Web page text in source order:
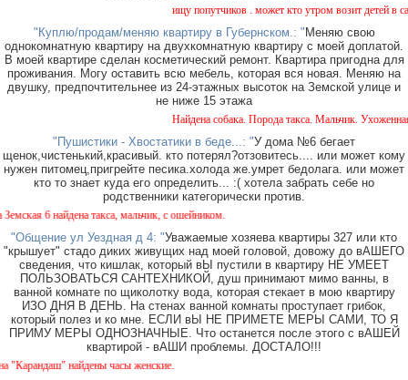
ищу попутчиков . может кто утром возит детей в
"Куплю/продам/меняю квартиру в Губернском.: " Меняю свою
однокомнатную квартиру на двухкомнатную квартиру с моей доплатой.
В моей квартире сделан косметический ремонт. Квартира пригодна для
проживания. Могу оставить всю мебель, которая вся новая. Меняю на
двушку, предпочтительнее из 24-этажных высоток на Земской улице и
не ниже 15 этажа
Найдена собака. Порода такса. Мальчик.
"Пушистики - Хвостатики в беде...: "У дома №6 бегает
щенок,чистенький,красивый. кто потерял?отзовитесь.... или может кому
нужен питомец,пригрейте песика.холода же.умрет бедолага. или может
кто то знает куда его определить... :( хотела забрать себе но
родственники категорически против.
6 найдена такса, мальчик, с ошейником.
"Общение ул Уездная д 4: "Уважаемые хозяева квартиры 327 или кто
"крышует" стадо диких живущих над моей головой, довожу до вАШЕГО
сведения, что кишлак, который вЫ пустили в квартиру НЕ УМЕЕТ
ПОЛЬЗОВАТЬСЯ САНТЕХНИКОЙ, душ принимают мимо ванны, в
ванной комнате по щиколотку вода, которая стекает в мою квартиру
ИЗО ДНЯ В ДЕНЬ. На стенах ванной комнаты проступает грибок,
который полез и ко мне. ЕСЛИ вЫ НЕ ПРИМЕТЕ МЕРЫ САМИ, ТО Я
ПРИМУ МЕРЫ ОДНОЗНАЧНЫЕ. Что останется после этого с вАШЕЙ
квартирой - вАШИ проблемы. ДОСТАЛО!!!
найдены часы женские.